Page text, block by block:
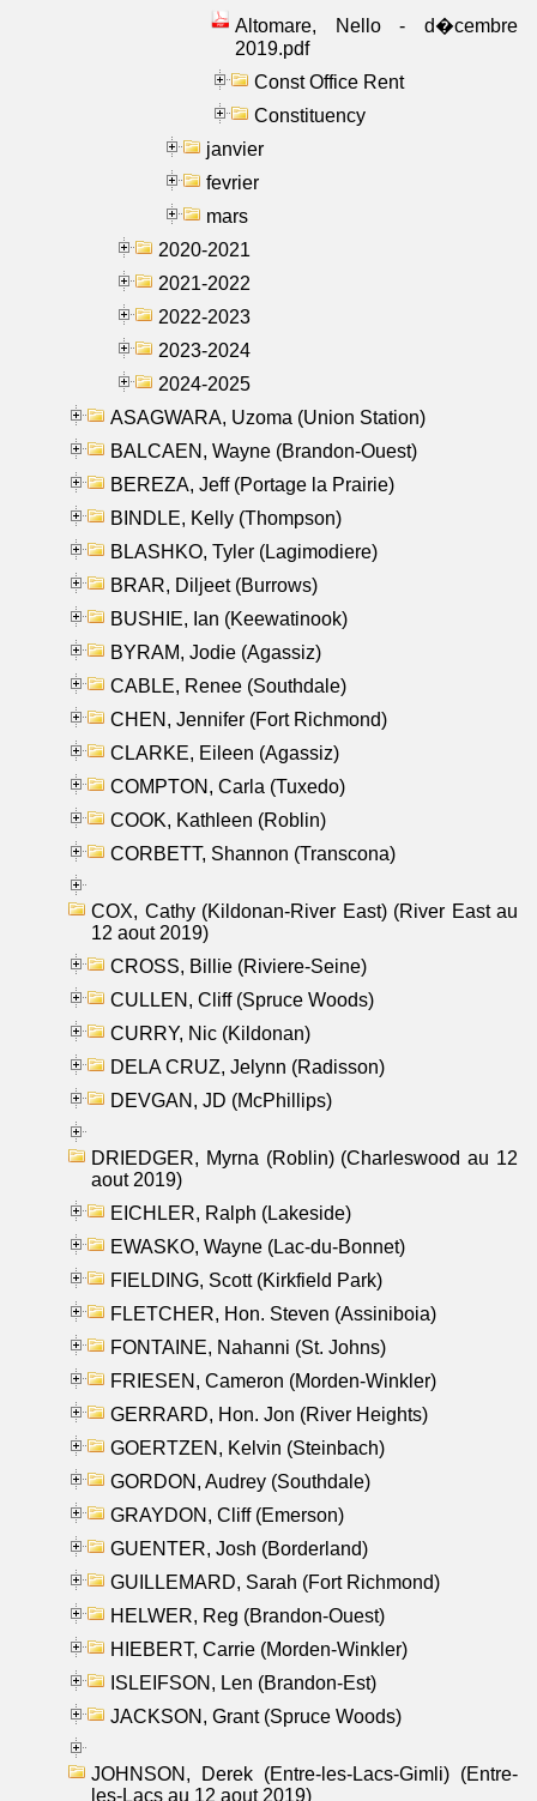
Altomare, Nello - d�cembre
2019.pdf
Const Office Rent
Constituency
janvier
fevrier
mars
2020-2021
2021-2022
2022-2023
2023-2024
2024-2025
ASAGWARA, Uzoma (Union Station)
BALCAEN, Wayne (Brandon-Ouest)
BEREZA, Jeff (Portage la Prairie)
BINDLE, Kelly (Thompson)
BLASHKO, Tyler (Lagimodiere)
BRAR, Diljeet (Burrows)
BUSHIE, Ian (Keewatinook)
BYRAM, Jodie (Agassiz)
CABLE, Renee (Southdale)
CHEN, Jennifer (Fort Richmond)
CLARKE, Eileen (Agassiz)
COMPTON, Carla (Tuxedo)
COOK, Kathleen (Roblin)
CORBETT, Shannon (Transcona)
COX, Cathy (Kildonan-River East) (River East au
12 aout 2019)
CROSS, Billie (Riviere-Seine)
CULLEN, Cliff (Spruce Woods)
CURRY, Nic (Kildonan)
DELA CRUZ, Jelynn (Radisson)
DEVGAN, JD (McPhillips)
DRIEDGER, Myrna (Roblin) (Charleswood au 12
aout 2019)
EICHLER, Ralph (Lakeside)
EWASKO, Wayne (Lac-du-Bonnet)
FIELDING, Scott (Kirkfield Park)
FLETCHER, Hon. Steven (Assiniboia)
FONTAINE, Nahanni (St. Johns)
FRIESEN, Cameron (Morden-Winkler)
GERRARD, Hon. Jon (River Heights)
GOERTZEN, Kelvin (Steinbach)
GORDON, Audrey (Southdale)
GRAYDON, Cliff (Emerson)
GUENTER, Josh (Borderland)
GUILLEMARD, Sarah (Fort Richmond)
HELWER, Reg (Brandon-Ouest)
HIEBERT, Carrie (Morden-Winkler)
ISLEIFSON, Len (Brandon-Est)
JACKSON, Grant (Spruce Woods)
JOHNSON, Derek (Entre-les-Lacs-Gimli) (Entre-
les-Lacs au 12 aout 2019)